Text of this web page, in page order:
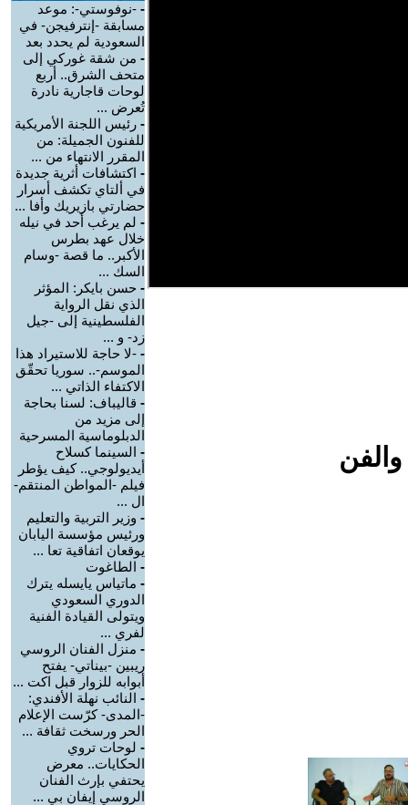
- -نوفوستي-: موعد
مسابقة -إنترفيجن- في
السعودية لم يحدد بعد
- من شقة غوركي إلى
متحف الشرق.. أربع
لوحات قاجارية نادرة
تُعرض ...
- رئيس اللجنة الأمريكية
للفنون الجميلة: من
المقرر الانتهاء من ...
- اكتشافات أثرية جديدة
في ألتاي تكشف أسرار
حضارتي بازيريك وأفا ...
- لم يرغب أحد في نيله
خلال عهد بطرس
الأكبر.. ما قصة -وسام
السك ...
- حسن بايكر: المؤثر
الذي نقل الرواية
الفلسطينية إلى -جيل
زد- و ...
- -لا حاجة للاستيراد هذا
الموسم-.. سوريا تحقّق
الاكتفاء الذاتي ...
- قاليباف: لسنا بحاجة
إلى مزيد من
الدبلوماسية المسرحية
- السينما كسلاح
أيديولوجي.. كيف يؤطر
فيلم -المواطن المنتقم-
ال ...
- وزير التربية والتعليم
ورئيس مؤسسة اليابان
يوقعان اتفاقية تعا ...
- الطاغوت
- ماتياس يايسله يترك
الدوري السعودي
ويتولى القيادة الفنية
لفري ...
- منزل الفنان الروسي
ريبين -بيناتي- يفتح
أبوابه للزوار قبل اكت ...
- النائب نهلة الأفندي:
-المدى- كرّست الإعلام
الحر ورسخت ثقافة ...
- لوحات تروي
الحكايات.. معرض
يحتفي بإرث الفنان
الروسي إيفان بي ...